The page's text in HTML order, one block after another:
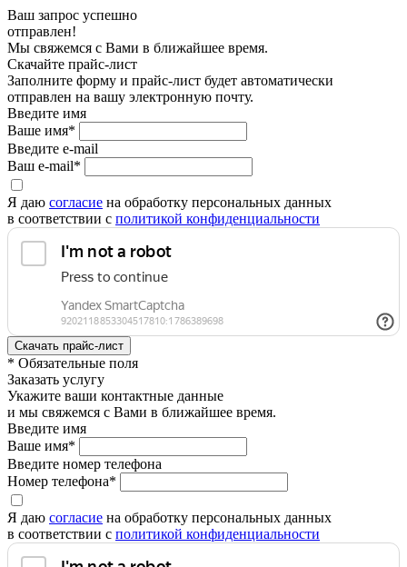
Ваш запрос успешно
отправлен!
Мы свяжемся с Вами в ближайшее время.
Скачайте прайс-лист
Заполните форму и прайс-лист будет автоматически
отправлен на вашу электронную почту.
Введите имя
Ваше имя*
Введите e-mail
Ваш e-mail*
Я даю согласие на обработку персональных данных
в соответствии с политикой конфиденциальности
* Обязательные поля
Заказать услугу
Укажите ваши контактные данные
и мы свяжемся с Вами в ближайшее время.
Введите имя
Ваше имя*
Введите номер телефона
Номер телефона*
Я даю согласие на обработку персональных данных
в соответствии с политикой конфиденциальности